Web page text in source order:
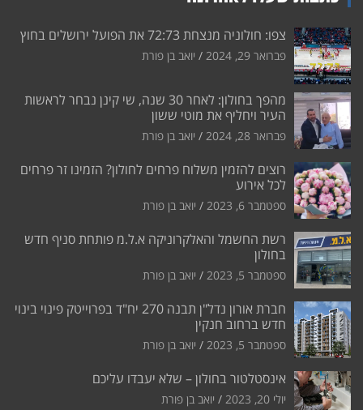
צפו: חולוניה מנצחת 72:73 את הפועל ירושלים בחוץ
פברואר 29, 2024 יואב בן פורת
מהפך בחולון: לאחר 30 שנה, שי קינן נבחר לראשות
העיר ויחליף את מוטי ששון
פברואר 28, 2024 יואב בן פורת
רוצים להזמין משלוח פרחים לחולון? הזמינו זר פרחים
לכל אירוע
ספטמבר 6, 2023 יואב בן פורת
רשת החשמל והאלקרוניקה א.ל.מ פותחת סניף חדש
בחולון
ספטמבר 5, 2023 יואב בן פורת
חברת אורון נדל"ן תבנה 270 יח"ד בפרוייטק פינוי בינוי
חדש ברחוב חנקין
ספטמבר 5, 2023 יואב בן פורת
אינסטלטור בחולון – שלא יעבדו עליכם
יולי 20, 2023 יואב בן פורת